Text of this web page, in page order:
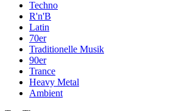
Techno
R'n'B
Latin
70er
Traditionelle Musik
90er
Trance
Heavy Metal
Ambient